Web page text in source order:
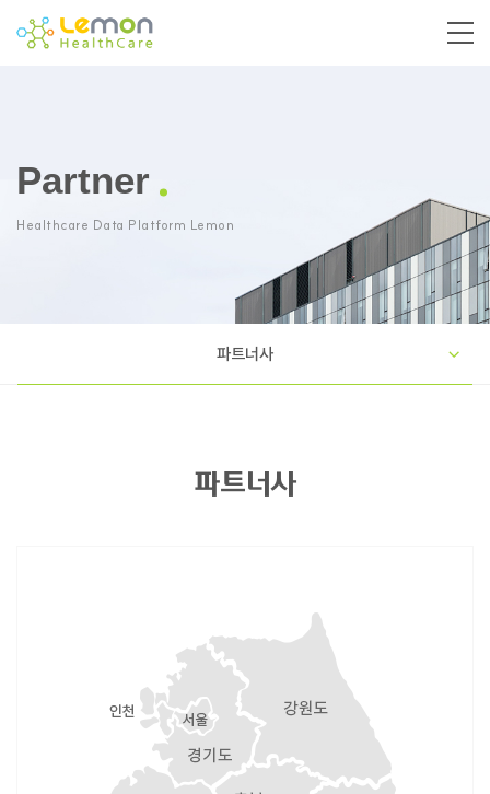
Partner
Healthcare Data Platform Lemon
파트너사
파트너사